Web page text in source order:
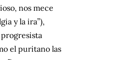
nos mece
y la ira”),
el puritano las